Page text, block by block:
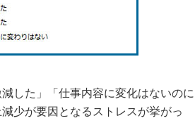
した」「仕事内容に変化はないのに
少が要因となるストレスが挙がっ